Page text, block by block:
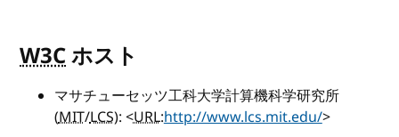
W3Cホスト
マサチューセッツ工科大学計算機科学研究所
(MIT/LCS): <URL:http://www.lcs.mit.edu/>